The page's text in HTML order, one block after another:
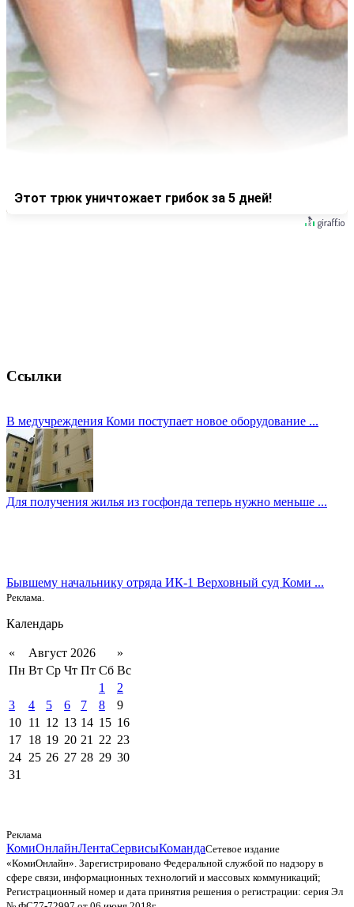
Этот трюк уничтожает грибок за 5 дней!
Ссылки
В медучреждения Коми поступает новое оборудование ...
Для получения жилья из госфонда теперь нужно меньше ...
Бывшему начальнику отряда ИК-1 Верховный суд Коми ...
Реклама.
Календарь
« Август 2026
»
Пн Вт Ср Чт Пт Сб Вс
1
2
3
4 5 6 7 8
9
10 11 12 13 14 15 16
17 18 19 20 21 22 23
24 25 26 27 28 29 30
31
Реклама
КомиОнлайнЛентаСервисыКомандаСетевое издание
«КомиОнлайн». Зарегистрировано Федеральной службой по надзору в
сфере связи, информационных технологий и массовых коммуникаций;
Регистрационный номер и дата принятия решения о регистрации: серия Эл